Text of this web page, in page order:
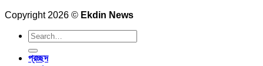
Copyright 2026 © Ekdin News
প্রচ্ছদ